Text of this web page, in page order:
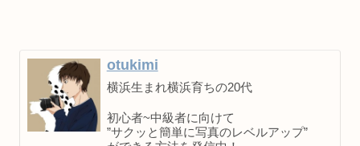
otukimi
横浜生まれ横浜育ちの20代
初心者~中級者に向けて
”サクッと簡単に写真のレベルアップ”